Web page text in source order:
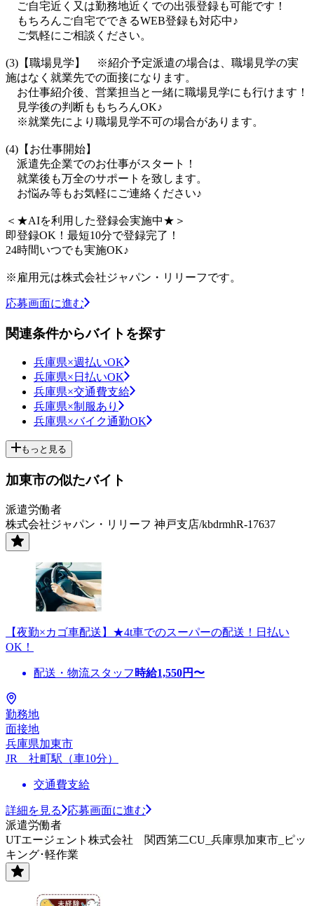
ご自宅近く又は勤務地近くでの出張登録も可能です！
もちろんご自宅でできるWEB登録も対応中♪
ご気軽にご相談ください。
(3)【職場見学】 ※紹介予定派遣の場合は、職場見学の実
施はなく就業先での面接になります。
お仕事紹介後、営業担当と一緒に職場見学にも行けます！
見学後の判断ももちろんOK♪
※就業先により職場見学不可の場合があります。
(4)【お仕事開始】
派遣先企業でのお仕事がスタート！
就業後も万全のサポートを致します。
お悩み等もお気軽にご連絡ください♪
＜★AIを利用した登録会実施中★＞
即登録OK！最短10分で登録完了！
24時間いつでも実施OK♪
※雇用元は株式会社ジャパン・リリーフです。
応募画面に進む
関連条件からバイトを探す
兵庫県×週払いOK
兵庫県×日払いOK
兵庫県×交通費支給
兵庫県×制服あり
兵庫県×バイク通勤OK
もっと見る
加東市の似たバイト
派遣労働者
株式会社ジャパン・リリーフ 神戸支店/kbdrmhR-17637
【夜勤×カゴ車配送】★4t車でのスーパーの配送！日払い
OK！
配送・物流スタッフ 時給1,550円〜
勤務地
面接地
兵庫県加東市
JR 社町駅（車10分）
交通費支給
詳細を見る
応募画面に進む
派遣労働者
UTエージェント株式会社 関西第二CU_兵庫県加東市_ピッ
キング･軽作業